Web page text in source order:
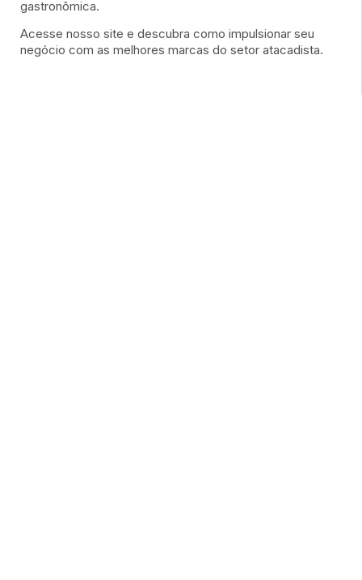
gastronômica.
Acesse nosso site e descubra como impulsionar seu
negócio com as melhores marcas do setor atacadista.